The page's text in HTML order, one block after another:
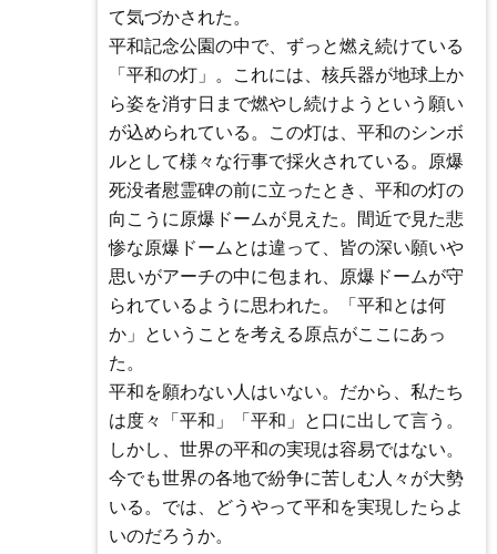
て気づかされた。
平和記念公園の中で、ずっと燃え続けている
「平和の灯」。これには、核兵器が地球上か
ら姿を消す日まで燃やし続けようという願い
が込められている。この灯は、平和のシンボ
ルとして様々な行事で採火されている。原爆
死没者慰霊碑の前に立ったとき、平和の灯の
向こうに原爆ドームが見えた。間近で見た悲
惨な原爆ドームとは違って、皆の深い願いや
思いがアーチの中に包まれ、原爆ドームが守
られているように思われた。「平和とは何
か」ということを考える原点がここにあっ
た。
平和を願わない人はいない。だから、私たち
は度々「平和」「平和」と口に出して言う。
しかし、世界の平和の実現は容易ではない。
今でも世界の各地で紛争に苦しむ人々が大勢
いる。では、どうやって平和を実現したらよ
いのだろうか。